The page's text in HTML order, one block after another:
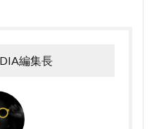
編集長